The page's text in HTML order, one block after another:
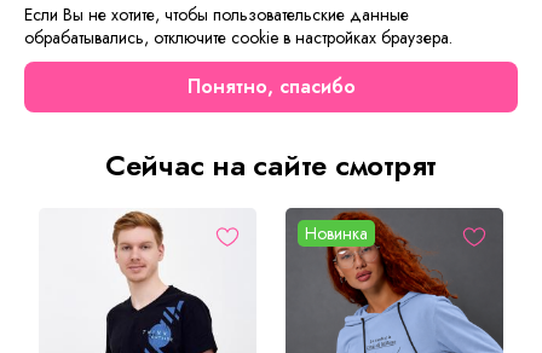
Отличный мужской костюм для дома и отдыха. Состоит
из однотонных брюк и футболки . Незаменимая вещь в
мужском гардеробе.
Сейчас на сайте смотрят
Новинка
Если Вы не хотите, чтобы пользовательские данные
обрабатывались, отключите cookie в настройках браузера.
Понятно, спасибо